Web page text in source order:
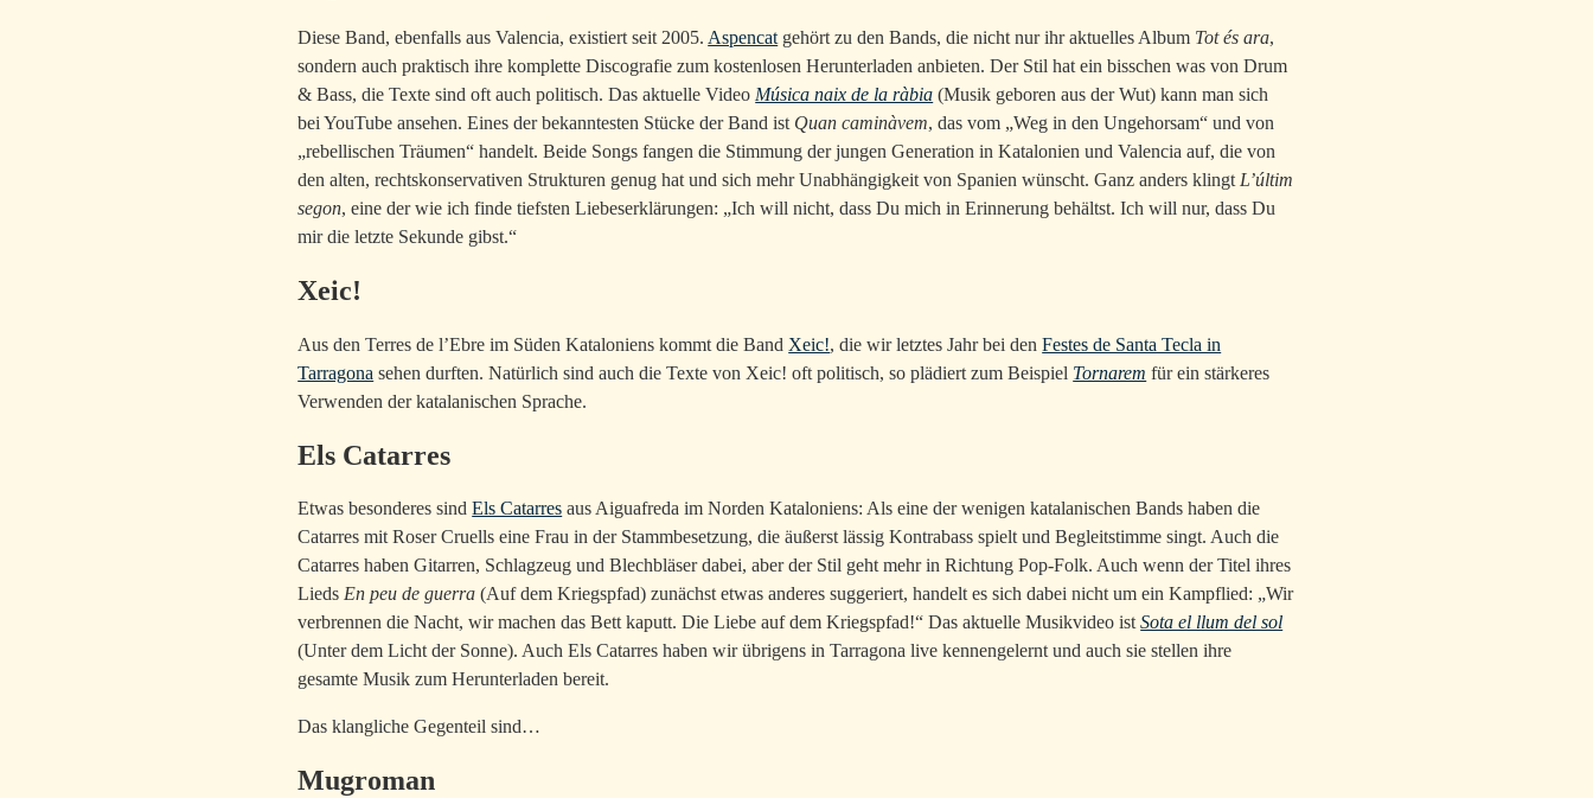
Diese Band, ebenfalls aus Valencia, existiert seit 2005. Aspencat gehört zu den Bands, die nicht nur ihr aktuelles Album Tot és ara,
sondern auch praktisch ihre komplette Discografie zum kostenlosen Herunterladen anbieten. Der Stil hat ein bisschen was von Drum
& Bass, die Texte sind oft auch politisch. Das aktuelle Video Música naix de la ràbia (Musik geboren aus der Wut) kann man sich
bei YouTube ansehen. Eines der bekanntesten Stücke der Band ist Quan caminàvem, das vom „Weg in den Ungehorsam“ und von
„rebellischen Träumen“ handelt. Beide Songs fangen die Stimmung der jungen Generation in Katalonien und Valencia auf, die von
den alten, rechtskonservativen Strukturen genug hat und sich mehr Unabhängigkeit von Spanien wünscht. Ganz anders klingt L’últim
segon, eine der wie ich finde tiefsten Liebeserklärungen: „Ich will nicht, dass Du mich in Erinnerung behältst. Ich will nur, dass Du
mir die letzte Sekunde gibst.“
Xeic!
Aus den Terres de l’Ebre im Süden Kataloniens kommt die Band Xeic!, die wir letztes Jahr bei denFestes de Santa Tecla in
Tarragona sehen durften. Natürlich sind auch die Texte von Xeic! oft politisch, so plädiert zum Beispiel Tornarem für ein stärkeres
Verwenden der katalanischen Sprache.
Els Catarres
Etwas besonderes sindEls Catarres aus Aiguafreda im Norden Kataloniens: Als eine der wenigen katalanischen Bands haben die
Catarres mit Roser Cruells eine Frau in der Stammbesetzung, die äußerst lässig Kontrabass spielt und Begleitstimme singt. Auch die
Catarres haben Gitarren, Schlagzeug und Blechbläser dabei, aber der Stil geht mehr in Richtung Pop-Folk. Auch wenn der Titel ihres
LiedsEn peu de guerra (Auf dem Kriegspfad) zunächst etwas anderes suggeriert, handelt es sich dabei nicht um ein Kampflied: „Wir
verbrennen die Nacht, wir machen das Bett kaputt. Die Liebe auf dem Kriegspfad!“ Das aktuelle Musikvideo istSota el llum del sol
(Unter dem Licht der Sonne). Auch Els Catarres haben wir übrigens in Tarragona live kennengelernt und auch sie stellen ihre
gesamte Musik zum Herunterladen bereit.
Das klangliche Gegenteil sind…
Mugroman